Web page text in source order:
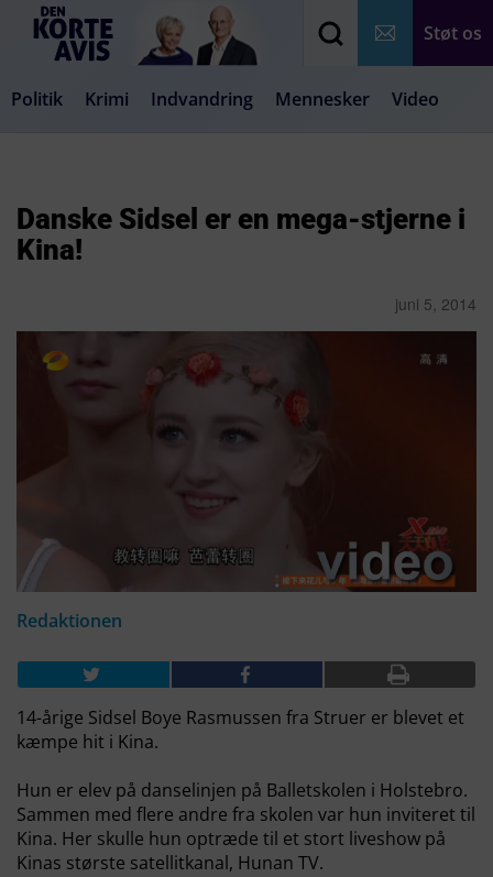
Støt os
Politik Krimi Indvandring Mennesker Video
Danske Sidsel er en mega-stjerne i
Kina!
juni 5, 2014
Redaktionen
14-årige Sidsel Boye Rasmussen fra Struer er blevet et
kæmpe hit i Kina.
Hun er elev på danselinjen på Balletskolen i Holstebro.
Sammen med flere andre fra skolen var hun inviteret til
Kina. Her skulle hun optræde til et stort liveshow på
Kinas største satellitkanal, Hunan TV.